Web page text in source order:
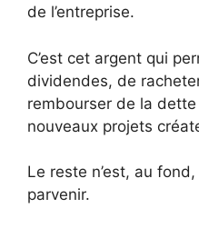
de l’entreprise.
C’est cet argent qui
dividendes, de
rembourser de la
nouveaux projets
Le reste n’est, au fond,
parvenir.